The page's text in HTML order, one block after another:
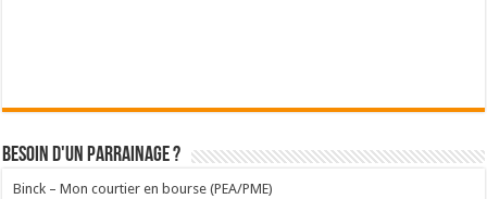
Besoin d'un parrainage ?
Binck – Mon courtier en bourse (PEA/PME)